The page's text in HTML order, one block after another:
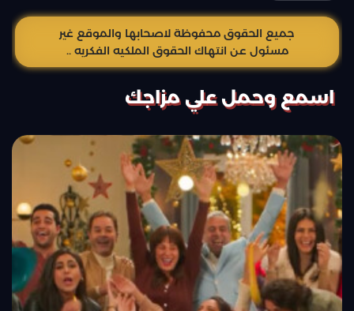
جميع الحقوق محفوظة لاصحابها والموقع غير
مسئول عن انتهاك الحقوق الملكيه الفكريه ..
اسمع وحمل علي مزاجك